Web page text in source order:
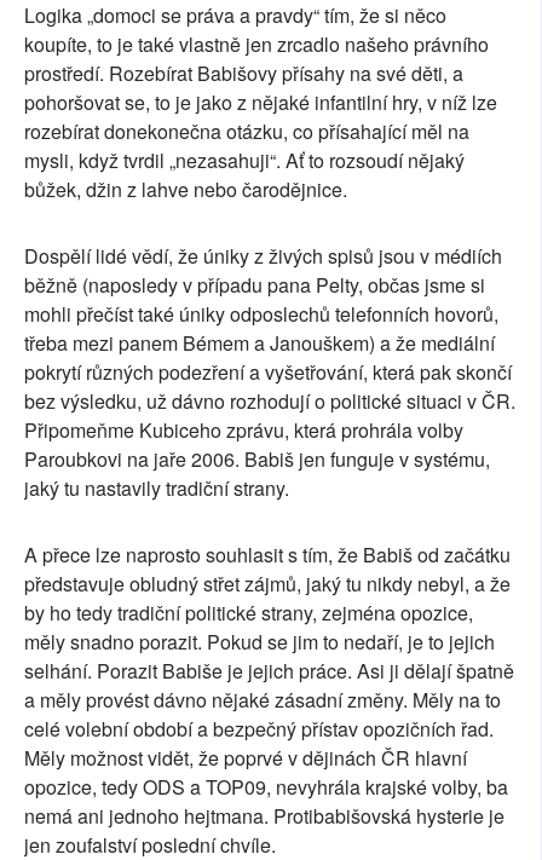
Logika „domoci se práva a pravdy“ tím, že si něco
koupíte, to je také vlastně jen zrcadlo našeho právního
prostředí. Rozebírat Babišovy přísahy na své děti, a
pohoršovat se, to je jako z nějaké infantilní hry, v níž lze
rozebírat donekonečna otázku, co přísahající měl na
mysli, když tvrdil „nezasahuji“. Ať to rozsoudí nějaký
bůžek, džin z lahve nebo čarodějnice.
Dospělí lidé vědí, že úniky z živých spisů jsou v médiích
běžně (naposledy v případu pana Pelty, občas jsme si
mohli přečíst také úniky odposlechů telefonních hovorů,
třeba mezi panem Bémem a Janouškem) a že mediální
pokrytí různých podezření a vyšetřování, která pak skončí
bez výsledku, už dávno rozhodují o politické situaci v ČR.
Připomeňme Kubiceho zprávu, která prohrála volby
Paroubkovi na jaře 2006. Babiš jen funguje v systému,
jaký tu nastavily tradiční strany.
A přece lze naprosto souhlasit s tím, že Babiš od začátku
představuje obludný střet zájmů, jaký tu nikdy nebyl, a že
by ho tedy tradiční politické strany, zejména opozice,
měly snadno porazit. Pokud se jim to nedaří, je to jejich
selhání. Porazit Babiše je jejich práce. Asi ji dělají špatně
a měly provést dávno nějaké zásadní změny. Měly na to
celé volební období a bezpečný přístav opozičních řad.
Měly možnost vidět, že poprvé v dějinách ČR hlavní
opozice, tedy ODS a TOP09, nevyhrála krajské volby, ba
nemá ani jednoho hejtmana. Protibabišovská hysterie je
jen zoufalství poslední chvíle.